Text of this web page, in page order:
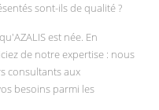
sont-ils de qualité ?
est née. En
de notre expertise : nous
consultants aux
besoins parmi les